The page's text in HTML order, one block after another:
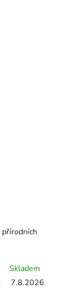
přírodních
Skladem
7.8.2026